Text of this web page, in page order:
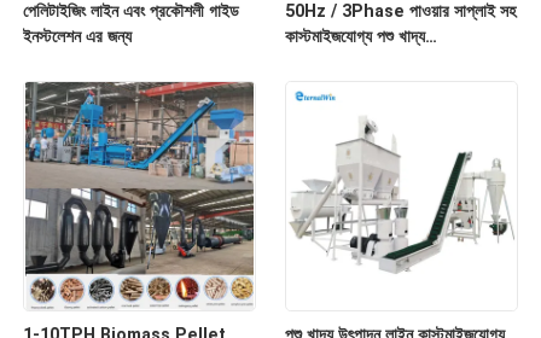
পেলিটাইজিং লাইন এবং প্রকৌশলী গাইড
ইনস্টলেশন এর জন্য
50Hz / 3Phase পাওয়ার সাপ্লাই সহ
কাস্টমাইজযোগ্য পশু খাদ্য